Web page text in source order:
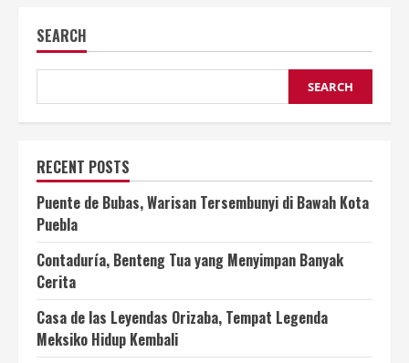
SEARCH
SEARCH
RECENT POSTS
Puente de Bubas, Warisan Tersembunyi di Bawah Kota
Puebla
Contaduría, Benteng Tua yang Menyimpan Banyak
Cerita
Casa de las Leyendas Orizaba, Tempat Legenda
Meksiko Hidup Kembali